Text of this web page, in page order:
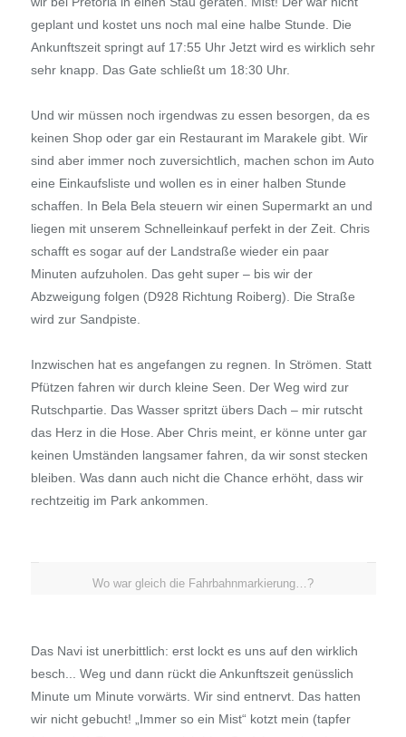
geplant und kostet uns noch mal eine halbe Stunde. Die
Ankunftszeit springt auf 17:55 Uhr Jetzt wird es wirklich sehr
sehr knapp. Das Gate schließt um 18:30 Uhr.
Und wir müssen noch irgendwas zu essen besorgen, da es
keinen Shop oder gar ein Restaurant im Marakele gibt. Wir
sind aber immer noch zuversichtlich, machen schon im Auto
eine Einkaufsliste und wollen es in einer halben Stunde
schaffen. In Bela Bela steuern wir einen Supermarkt an und
liegen mit unserem Schnelleinkauf perfekt in der Zeit. Chris
schafft es sogar auf der Landstraße wieder ein paar
Minuten aufzuholen. Das geht super – bis wir der
Abzweigung folgen (D928 Richtung Roiberg). Die Straße
wird zur Sandpiste.
Inzwischen hat es angefangen zu regnen. In Strömen. Statt
Pfützen fahren wir durch kleine Seen. Der Weg wird zur
Rutschpartie. Das Wasser spritzt übers Dach – mir rutscht
das Herz in die Hose. Aber Chris meint, er könne unter gar
keinen Umständen langsamer fahren, da wir sonst stecken
bleiben. Was dann auch nicht die Chance erhöht, dass wir
rechtzeitig im Park ankommen.
Wo war gleich die Fahrbahnmarkierung…?
Das Navi ist unerbittlich: erst lockt es uns auf den wirklich
besch... Weg und dann rückt die Ankunftszeit genüsslich
Minute um Minute vorwärts. Wir sind entnervt. Das hatten
wir nicht gebucht! „Immer so ein Mist“ kotzt mein (tapfer